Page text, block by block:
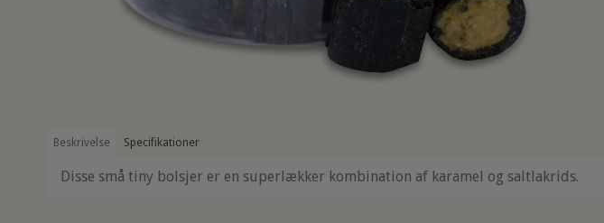
Beskrivelse Specifikationer
Disse små tiny bolsjer er en superlækker kombination af karamel og saltlakrids.